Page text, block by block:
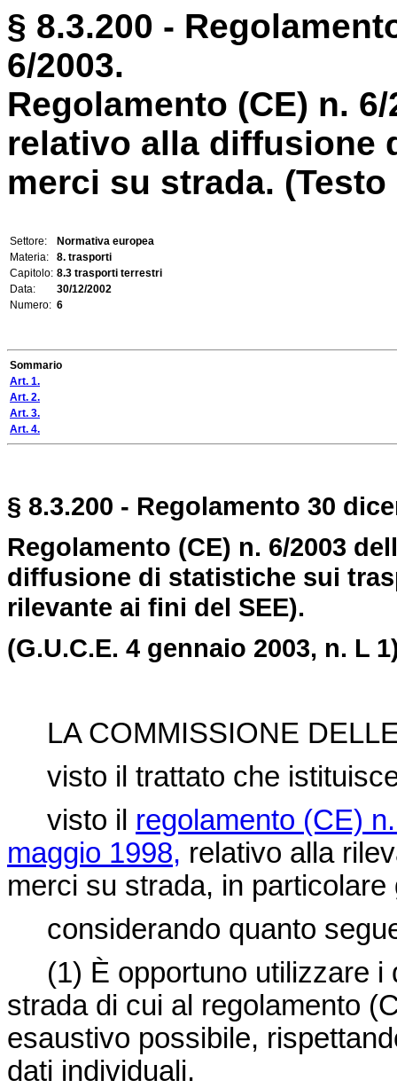
§ 8.3.200 -
6/2003.
Regolamento (CE) n.
relativo alla diffusione
merci su strada.
Settore:
Normativa europea
Materia:
8. trasporti
Capitolo: 8.3 trasporti terrestri
Data:
30/12/2002
Numero: 6
Sommario
Art. 1.
Art. 2.
Art. 3.
Art. 4.
§ 8.3.200 - Regolamento 30
Regolamento (CE) n. 6/2003
diffusione di statistiche sui
rilevante ai fini del SEE).
(G.U.C.E. 4 gennaio 2003, n. L
LA COMMISSIONE
visto il trattato che
visto il regolamento (CE)
maggio 1998, relativo alla
merci su strada, in particolare
considerando quanto
(1) È opportuno utilizzare
strada di cui al regolamento
esaustivo possibile,
dati individuali.